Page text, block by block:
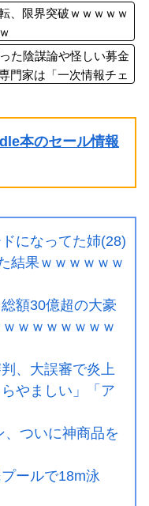
1.7キロの追突
、限界突破ｗｗｗｗｗ
た陰謀論や怪しい募金
門家は「一次情報チェ
本のセール情報
になってた姉(28)
結果ｗｗｗｗｗｗ
額30億超の大豪
ｗｗｗｗｗｗｗ
、大誤審で炎上
やましい」「ア
、ついに神商品を
ールで18m泳